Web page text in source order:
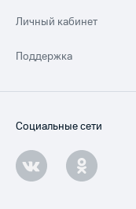
Личный кабинет
Поддержка
Социальные сети